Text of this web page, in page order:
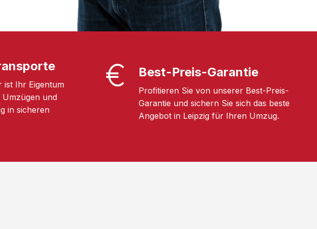
ist Ihr Eigentum
und
in sicheren
Best-Preis-Garantie
Profitieren Sie von unserer Best-Preis-
Garantie und sichern Sie sich das beste
Angebot in Leipzig für Ihren Umzug.